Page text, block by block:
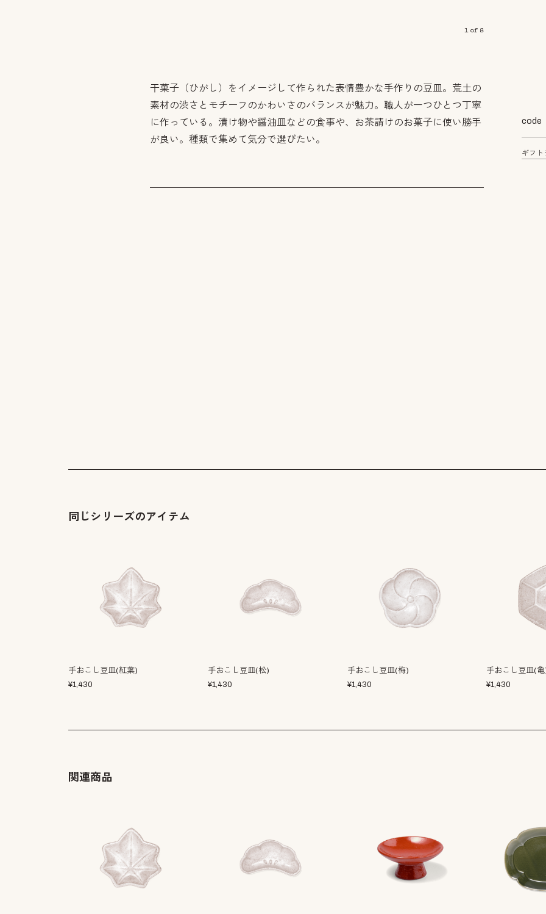
1of 8
code
ギフト
干菓子（ひがし）をイメージして作られた表情豊かな手作りの豆皿。荒土の
素材の渋さとモチーフのかわいさのバランスが魅力。職人が一つひとつ丁寧
に作っている。漬け物や醤油皿などの食事や、お茶請けのお菓子に使い勝手
が良い。種類で集めて気分で選びたい。
同じシリーズのアイテム
手おこし豆皿(紅葉)
¥1,430
手おこし豆皿(松)
¥1,430
手おこし豆皿(梅)
¥1,430
手おこし豆皿(
¥1,430
関連商品